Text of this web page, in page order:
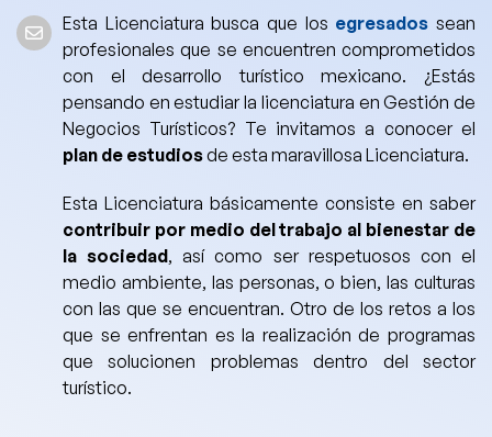
Esta Licenciatura busca que los egresados sean
profesionales que se encuentren comprometidos
con el desarrollo turístico mexicano. ¿Estás
pensando en estudiar la licenciatura en Gestión de
Negocios Turísticos? Te invitamos a conocer el
plan de estudiosde esta maravillosa Licenciatura.
Esta Licenciatura básicamente consiste en saber
contribuir por medio del trabajo al bienestar de
la sociedad, así como ser respetuosos con el
medio ambiente, las personas, o bien, las culturas
con las que se encuentran. Otro de los retos a los
que se enfrentan es la realización de programas
que solucionen problemas dentro del sector
turístico.